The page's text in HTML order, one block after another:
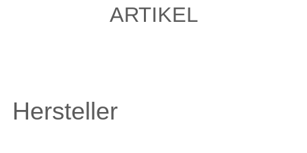
ARTIKEL
Hersteller